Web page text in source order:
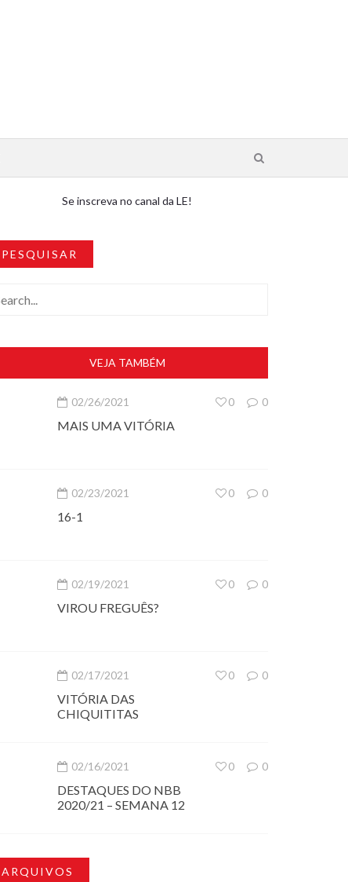
Se inscreva no canal da LE!
PESQUISAR
VEJA TAMBÉM
02/26/2021 0
0
MAIS UMA VITÓRIA
02/23/2021 0
0
16-1
02/19/2021 0
0
VIROU FREGUÊS?
02/17/2021 0
0
VITÓRIA DAS
CHIQUITITAS
02/16/2021 0
0
DESTAQUES DO NBB
2020/21 – SEMANA 12
ARQUIVOS